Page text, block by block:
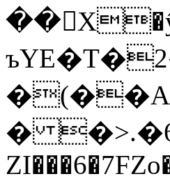
�